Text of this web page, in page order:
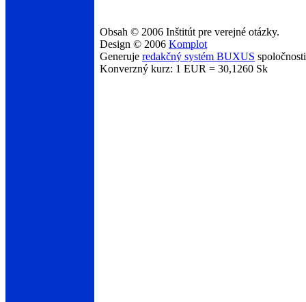
Obsah © 2006 Inštitút pre verejné otázky.
Design © 2006 Komplot
Generuje redakčný systém BUXUS
Konverzný kurz: 1 EUR = 30,1260 Sk